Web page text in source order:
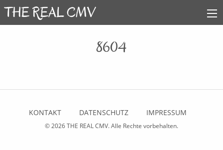
8604
KONTAKT DATENSCHUTZ IMPRESSUM
© 2026THE REAL CMV. Alle Rechte vorbehalten.